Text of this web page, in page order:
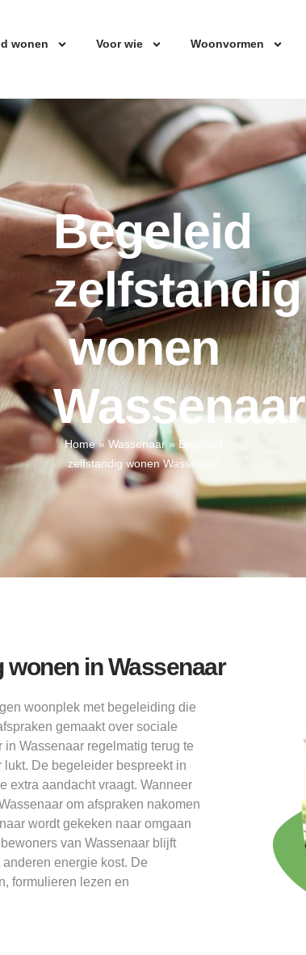
wonen Voor wie Woonvormen
Begeleid
zelfstandig
wonen
Wassenaar
Home» Wassenaar»Begeleid
zelfstandig wonen Wassenaar
in Wassenaar
woonplek met begeleiding die
gemaakt over sociale
Wassenaar regelmatig terug te
De begeleider bespreekt in
extra aandacht vraagt. Wanneer
om afspraken nakomen
wordt gekeken naar omgaan
van Wassenaar blijft
energie kost. De
formulieren lezen en